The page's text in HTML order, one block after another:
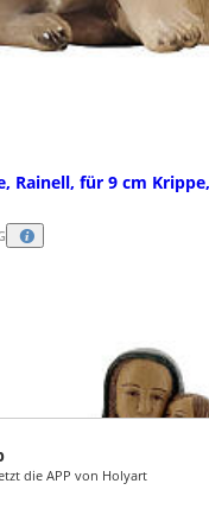
die APP von Holyart
Rainell, für 9 cm